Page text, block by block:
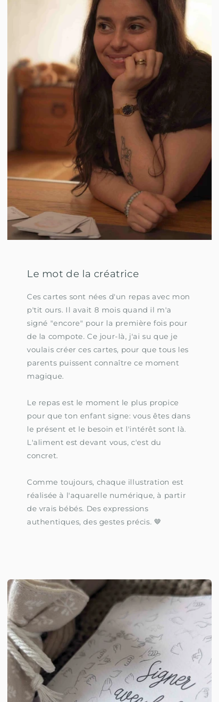
Le mot de la créatrice
Ces cartes sont nées d'un repas avec mon
p'tit ours. Il avait 8 mois quand il m'a
signé "encore" pour la première fois pour
de la compote. Ce jour-là, j'ai su que je
voulais créer ces cartes, pour que tous les
parents puissent connaître ce moment
magique.
Le repas est le moment le plus propice
pour que ton enfant signe: vous êtes dans
le présent et le besoin et l'intérêt sont là.
L'aliment est devant vous, c'est du
concret.
Comme toujours, chaque illustration est
réalisée à l'aquarelle numérique, à partir
de vrais bébés. Des expressions
authentiques, des gestes précis. 🤎